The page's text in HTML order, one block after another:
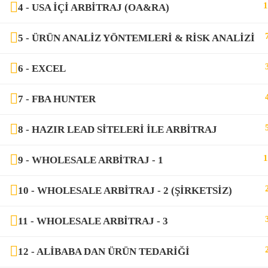
4 - USA IÇI ARBITRAJ (OA&RA)
5 - ÜRÜN ANALIZ YÖNTEMLERI & RISK ANALIZI
6 - EXCEL
7 - FBA HUNTER
8 - HAZIR LEAD SITELERI ILE ARBITRAJ
9 - WHOLESALE ARBITRAJ - 1
10 - WHOLESALE ARBITRAJ - 2 (ŞIRKETSIZ)
11 - WHOLESALE ARBITRAJ - 3
12 - ALIBABA DAN ÜRÜN TEDARIĞI